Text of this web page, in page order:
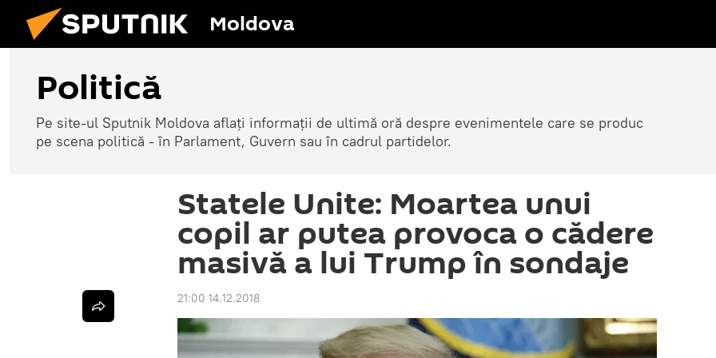
Moldova
Politică
Pe site-ul Sputnik Moldova aflați informații de ultimă oră despre evenimentele care se produc
pe scena politică - în Parlament, Guvern sau în cadrul partidelor.
Statele Unite: Moartea unui
copil ar putea provoca o cădere
masivă a lui Trump în sondaje
21:00 14.12.2018